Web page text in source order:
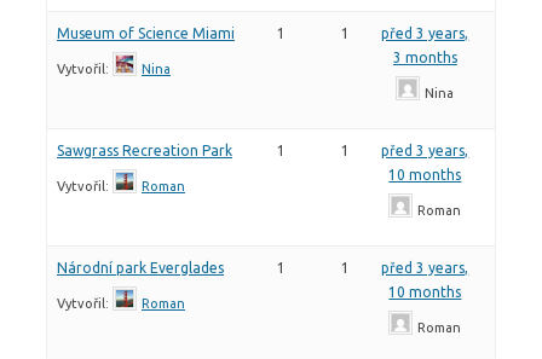
Museum of Science Miami
Vytvořil: Nina
1 1
před 3 years,
3 months
Nina
Sawgrass Recreation Park
Vytvořil: Roman
1 1
před 3 years,
10 months
Roman
Národní park Everglades
Vytvořil: Roman
1 1
před 3 years,
10 months
Roman